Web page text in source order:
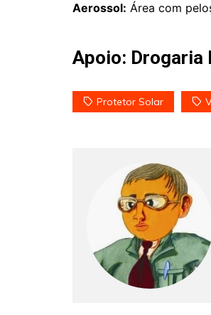
Aerossol: Área com
Apoio: Drogaria
Protetor Solar